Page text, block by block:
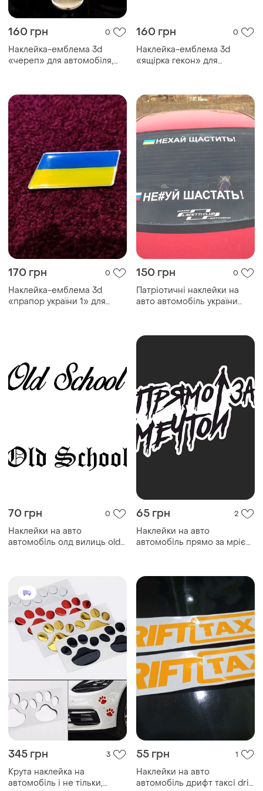
160 грн 0
Наклейка-емблема 3d
«череп» для автомобіля,
160 грн 0
Наклейка-емблема 3d
«ящірка гекон» для
170 грн 0
Наклейка-емблема 3d
«прапор україни 1» для
150 грн 0
Патріотичні наклейки на
авто автомобіль україни
70 грн 0
Наклейки на авто
автомобіль олд вилиць old
65 грн 2
Наклейки на авто
автомобіль прямо за мрією
345 грн 3
Крута наклейка на
автомобіль і не тільки,
55 грн 1
Наклейки на авто
автомобіль дрифт таксі drift